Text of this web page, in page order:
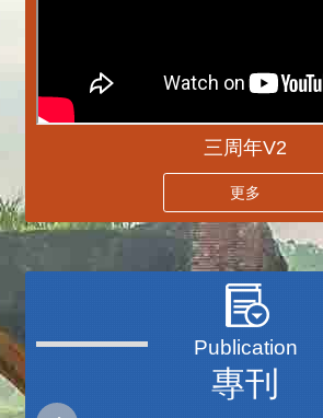
三周年V2
更多
專刊